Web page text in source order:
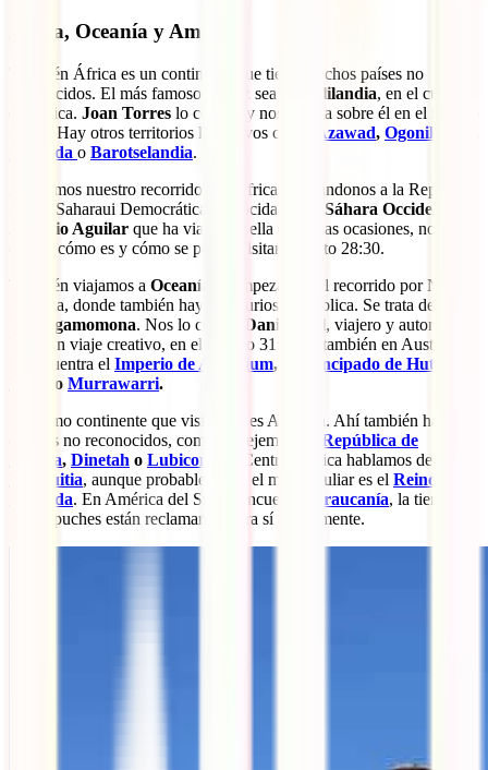
África, Oceanía y América
También África es un continente que tiene muchos países no
reconocidos. El más famoso tal vez sea
Somalilandia, en el cuerno
de África. Joan Torres lo conoce y nos cuenta sobre él en el minuto
25:13. Hay otros territorios llamativos como
Azawad, Ogonilandia
Cabinda o Barotselandia.
Acabamos nuestro recorrido por África acercándonos a la República
Árabe Saharaui Democrática, conocida como Sáhara Occidental.
Antonio Aguilar que ha viajado a ella en varias ocasiones, nos
cuenta cómo es y cómo se puede visitar: minuto 28:30.
También viajamos a Oceanía
, y empezamos el recorrido por Nueva
Zelanda, donde también hay una curiosa república. Se trata de
Whangamomona. Nos lo cuenta Dani Keral , viajero y autor del
blog Un viaje creativo, en el minuto 31:25. Y también en Australia
se encuentra el Imperio de Atlantium, el
Principado de Hutt
o Murrawarri.
El último continente que visitamos es América. Ahí también hay
estados no reconocidos, como por ejemplo la
República de
Lakota, Dinetah o Lubicon
. En Centroamérica hablamos de
Mosquitia, aunque probablemente el más peculiar es el Reino de
Rotonda. En América del Sur se encuentra Araucanía, la tierra que
los mapuches están reclamando para sí nuevamente.